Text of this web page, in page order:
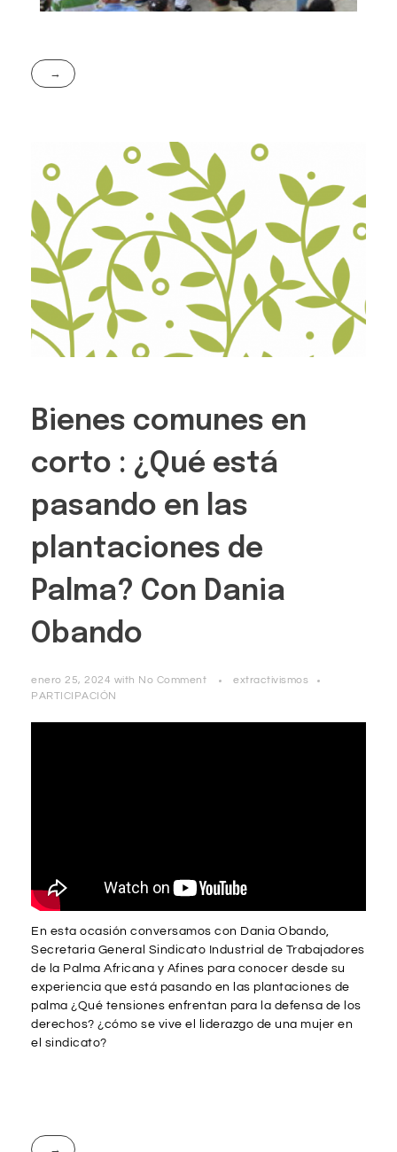
Bienes comunes en
corto : ¿Qué está
pasando en las
plantaciones de
Palma? Con Dania
Obando
enero 25, 2024 with No Comment
extractivismos
PARTICIPACIÓN
En esta ocasión conversamos con Dania Obando,
Secretaria General Sindicato Industrial de Trabajadores
de la Palma Africana y Afines para conocer desde su
experiencia que está pasando en las plantaciones de
palma ¿Qué tensiones enfrentan para la defensa de los
derechos? ¿cómo se vive el liderazgo de una mujer en
el sindicato?